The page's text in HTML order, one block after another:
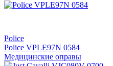
Police
Police VPLE97N 0584
Медицинские оправы